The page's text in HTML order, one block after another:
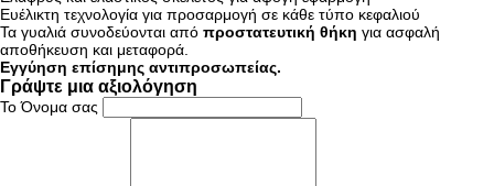
Ευέλικτη τεχνολογία για προσαρμογή σε κάθε τύπο κεφαλιού
Τα γυαλιά συνοδεύονται από προστατευτική θήκη για ασφαλή
αποθήκευση και μεταφορά.
Εγγύηση επίσημης αντιπροσωπείας.
Γράψτε μια αξιολόγηση
Το Όνομα σας